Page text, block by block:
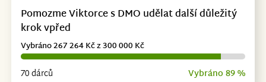
Pomozme Viktorce s DMO udělat další důležitý
krok vpřed
70 dárců Vybráno 89 %
Vybráno 267 264 Kč z 300 000 Kč